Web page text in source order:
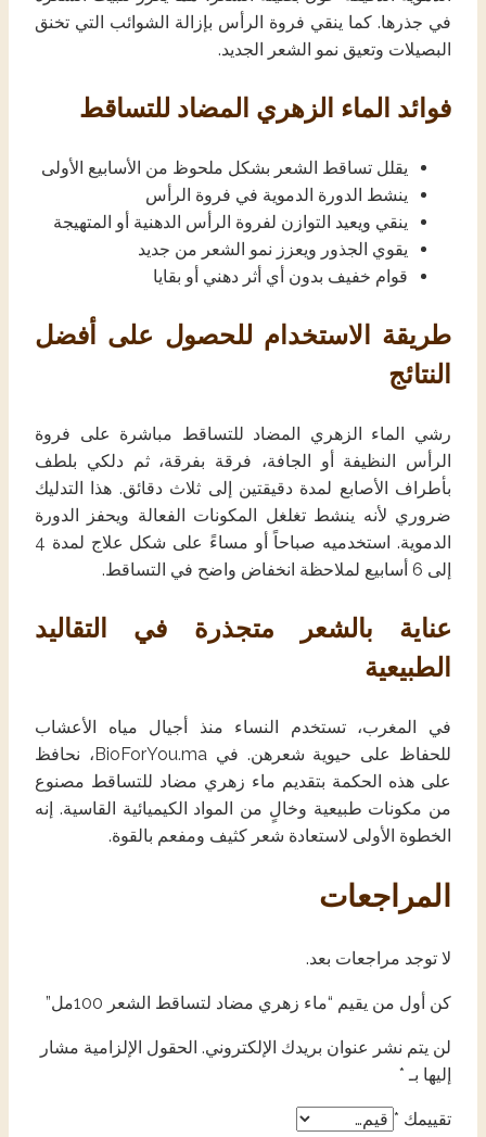
في جذرها. كما ينقي فروة الرأس بإزالة الشوائب التي تخنق
البصيلات وتعيق نمو الشعر الجديد.
فوائد الماء الزهري المضاد للتساقط
يقلل تساقط الشعر بشكل ملحوظ من الأسابيع الأولى
ينشط الدورة الدموية في فروة الرأس
ينقي ويعيد التوازن لفروة الرأس الدهنية أو المتهيجة
يقوي الجذور ويعزز نمو الشعر من جديد
قوام خفيف بدون أي أثر دهني أو بقايا
طريقة الاستخدام للحصول على أفضل
النتائج
رشي الماء الزهري المضاد للتساقط مباشرة على فروة
الرأس النظيفة أو الجافة، فرقة بفرقة، ثم دلكي بلطف
بأطراف الأصابع لمدة دقيقتين إلى ثلاث دقائق. هذا التدليك
ضروري لأنه ينشط تغلغل المكونات الفعالة ويحفز الدورة
الدموية. استخدميه صباحاً أو مساءً على شكل علاج لمدة 4
إلى 6 أسابيع لملاحظة انخفاض واضح في التساقط.
عناية بالشعر متجذرة في التقاليد
الطبيعية
في المغرب، تستخدم النساء منذ أجيال مياه الأعشاب
للحفاظ على حيوية شعرهن. في BioForYou.ma، نحافظ
على هذه الحكمة بتقديم ماء زهري مضاد للتساقط مصنوع
من مكونات طبيعية وخالٍ من المواد الكيميائية القاسية. إنه
الخطوة الأولى لاستعادة شعر كثيف ومفعم بالقوة.
المراجعات
لا توجد مراجعات بعد.
كن أول من يقيم “ماء زهري مضاد لتساقط الشعر 100مل”
لن يتم نشر عنوان بريدك الإلكتروني. الحقول الإلزامية مشار
إليها بـ *
تقييمك *